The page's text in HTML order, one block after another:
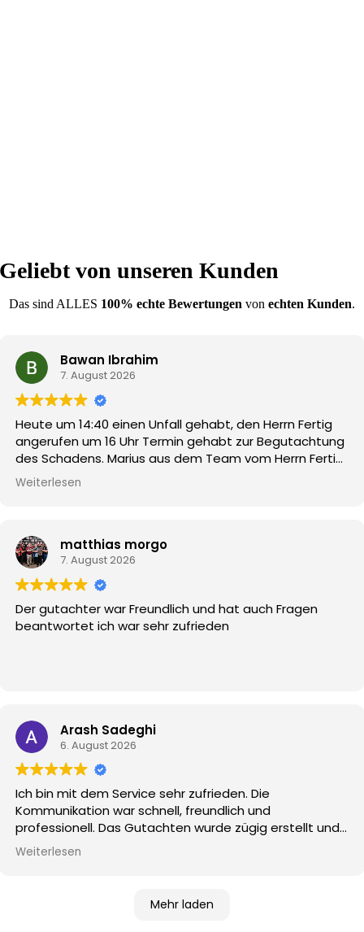
Geliebt von unseren Kunden
Das sind ALLES 100% echte Bewertungen von echten Kunden.
Bawan Ibrahim
7. August 2026
Heute um 14:40 einen Unfall gehabt, den Herrn Fertig
angerufen um 16 Uhr Termin gehabt zur Begutachtung
des Schadens. Marius aus dem Team vom Herrn Fertig
hat sich fast eine Stunde Zeit genommen den
Schaden zu begutachten und wirkliche jeden Mangel
Herrn Fertig und das 1 mal mit dem Marius und kann nur
ihr seit WELTKLASSE. Danke für eure super Arbeit.🙏🏾
Weiterlesen
matthias morgo
7. August 2026
Der gutachter war Freundlich und hat auch Fragen
beantwortet ich war sehr zufrieden
Arash Sadeghi
6. August 2026
Ich bin mit dem Service sehr zufrieden. Die
Kommunikation war schnell, freundlich und
professionell. Das Gutachten wurde zügig erstellt und
der gesamte Ablauf verständlich erklärt. Besonders
gegnerischen Versicherung. Vielen Dank an Marius und
das gesamte Team. Klare Empfehlung!
Weiterlesen
Mehr laden